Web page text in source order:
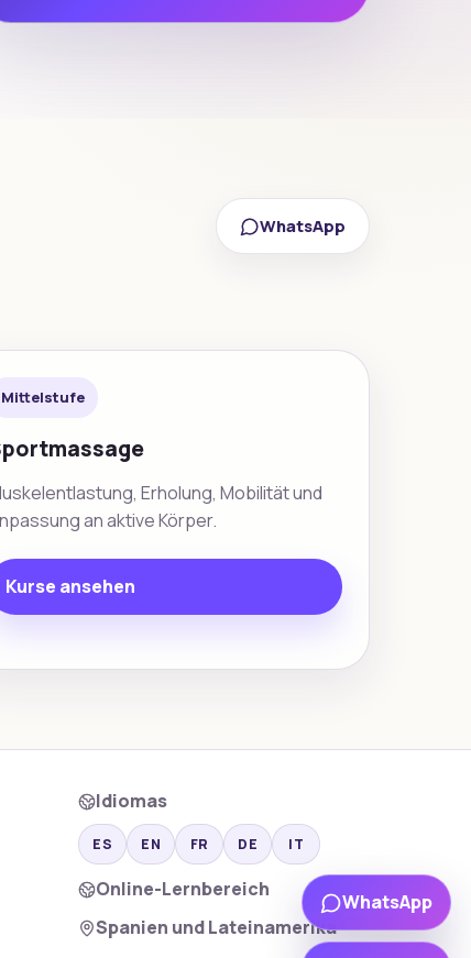
WhatsApp
Mittelstufe
Erholung, Mobilität und
an aktive Körper.
Kurse ansehen
WhatsApp
Idiomas
ES EN FR DE IT
Online-Lernbereich
Spanien und Lateinamerika